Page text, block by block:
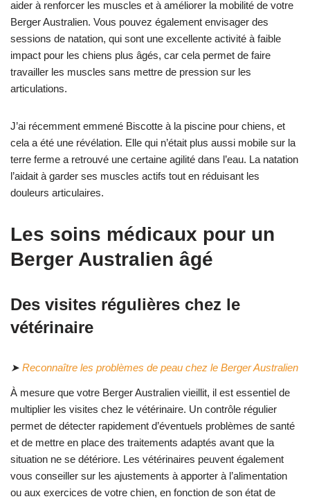
aider à renforcer les muscles et à améliorer la mobilité de votre
Berger Australien. Vous pouvez également envisager des
sessions de natation, qui sont une excellente activité à faible
impact pour les chiens plus âgés, car cela permet de faire
travailler les muscles sans mettre de pression sur les
articulations.
J’ai récemment emmené Biscotte à la piscine pour chiens, et
cela a été une révélation. Elle qui n’était plus aussi mobile sur la
terre ferme a retrouvé une certaine agilité dans l’eau. La natation
l’aidait à garder ses muscles actifs tout en réduisant les
douleurs articulaires.
Les soins médicaux pour un
Berger Australien âgé
Des visites régulières chez le
vétérinaire
➤ Reconnaître les problèmes de peau chez le Berger Australien
À mesure que votre Berger Australien vieillit, il est essentiel de
multiplier les visites chez le vétérinaire. Un contrôle régulier
permet de détecter rapidement d’éventuels problèmes de santé
et de mettre en place des traitements adaptés avant que la
situation ne se détériore. Les vétérinaires peuvent également
vous conseiller sur les ajustements à apporter à l’alimentation
ou aux exercices de votre chien, en fonction de son état de